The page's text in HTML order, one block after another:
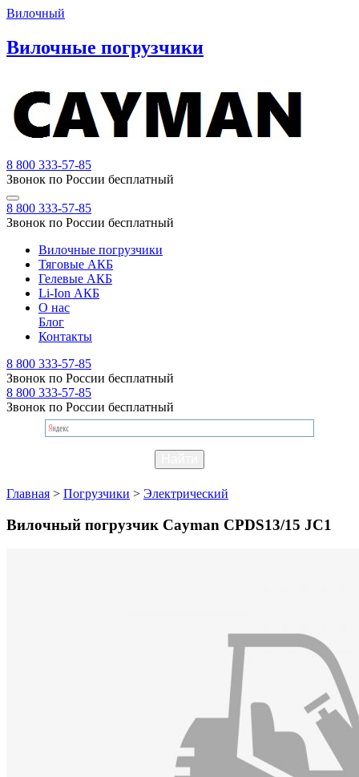
Вилочный
Вилочные погрузчики
8 800 333-57-85
Звонок по России бесплатный
8 800 333-57-85
Звонок по России бесплатный
Вилочные погрузчики
Тяговые АКБ
Гелевые АКБ
Li-Ion АКБ
О нас
Блог
Контакты
8 800 333-57-85
Звонок по России бесплатный
8 800 333-57-85
Звонок по России бесплатный
Главная > Погрузчики > Электрический
Вилочный погрузчик Cayman CPDS13/15 JC1